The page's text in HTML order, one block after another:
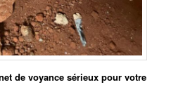
de voyance sérieux pour votre